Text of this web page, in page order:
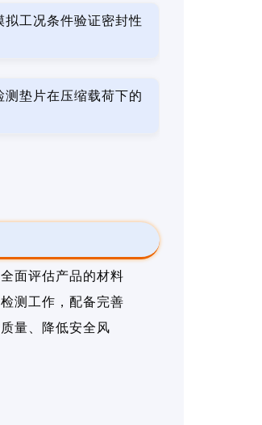
拟工况条件验证密封性
测垫片在压缩载荷下的
面评估产品的材料
测工作，配备完善
量、降低安全风